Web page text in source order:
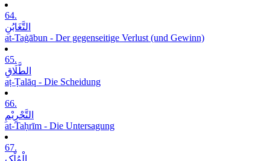
64.
التَّغَابُنِ
at-Taġābun - Der gegenseitige Verlust (und Gewinn)
65.
الطَّلَاقِ
aṭ-Ṭalāq - Die Scheidung
66.
التَّحْرِیْمِ
at-Taḥrīm - Die Untersagung
67.